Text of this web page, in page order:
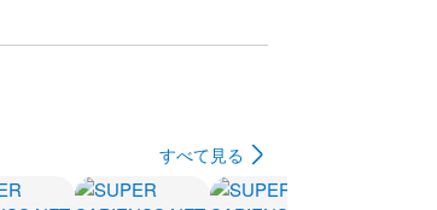
すべて見る